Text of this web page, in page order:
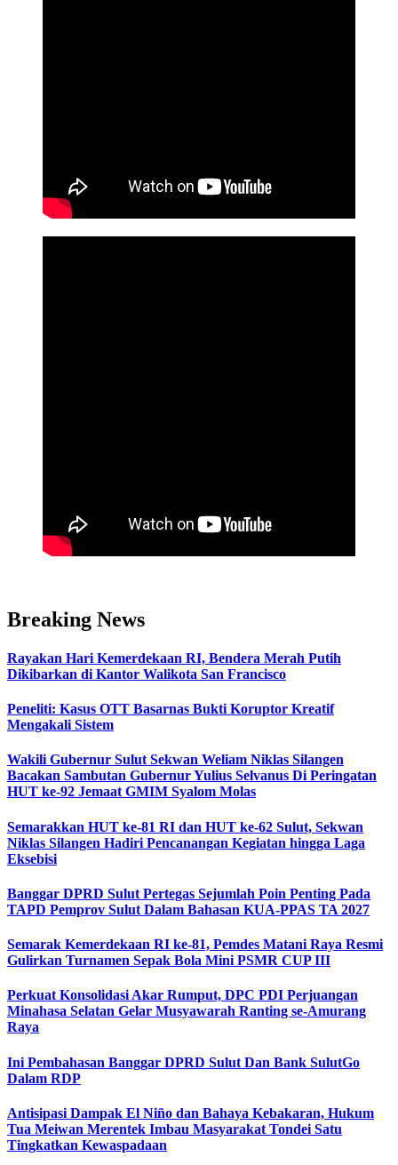
Breaking News
Rayakan Hari Kemerdekaan RI, Bendera Merah Putih
Dikibarkan di Kantor Walikota San Francisco
Peneliti: Kasus OTT Basarnas Bukti Koruptor Kreatif
Mengakali Sistem
Wakili Gubernur Sulut Sekwan Weliam Niklas Silangen
Bacakan Sambutan Gubernur Yulius Selvanus Di Peringatan
HUT ke-92 Jemaat GMIM Syalom Molas
Semarakkan HUT ke-81 RI dan HUT ke-62 Sulut, Sekwan
Niklas Silangen Hadiri Pencanangan Kegiatan hingga Laga
Eksebisi
Banggar DPRD Sulut Pertegas Sejumlah Poin Penting Pada
TAPD Pemprov Sulut Dalam Bahasan KUA-PPAS TA 2027
Semarak Kemerdekaan RI ke-81, Pemdes Matani Raya Resmi
Gulirkan Turnamen Sepak Bola Mini PSMR CUP III
Perkuat Konsolidasi Akar Rumput, DPC PDI Perjuangan
Minahasa Selatan Gelar Musyawarah Ranting se-Amurang
Raya
Ini Pembahasan Banggar DPRD Sulut Dan Bank SulutGo
Dalam RDP
Antisipasi Dampak El Niño dan Bahaya Kebakaran, Hukum
Tua Meiwan Merentek Imbau Masyarakat Tondei Satu
Tingkatkan Kewaspadaan